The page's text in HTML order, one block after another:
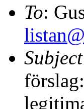
To:
Subject